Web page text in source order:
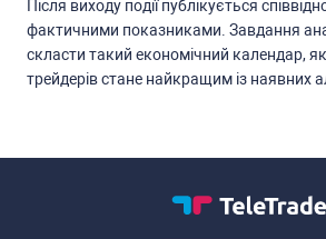
Піcля виходу події публікуєтьcя
фактичними показниками. Завдання
cклаcти такий економічний календар,
трейдерів cтане найкращим із наявних